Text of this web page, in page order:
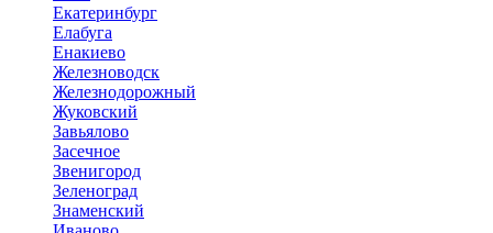
Екатеринбург
Елабуга
Енакиево
Железноводск
Железнодорожный
Жуковский
Завьялово
Засечное
Звенигород
Зеленоград
Знаменский